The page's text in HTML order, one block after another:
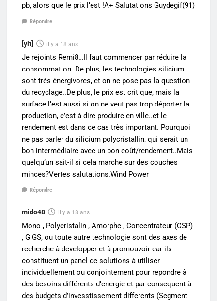
pb, alors que le prix l’est !A+ Salutations Guydegif(91)
Répondre
[ylt] il y a 18 ans
Je rejoints Remi8…Il faut commencer par réduire la
consommation. De plus, les technologies silicium
sont très énergivores, et on ne pose pas la question
du recyclage..De plus, le prix est critique, mais la
surface l’est aussi si on ne veut pas trop déporter la
production, c’est à dire produire en ville..et le
rendement est dans ce cas très important. Pourquoi
ne pas parler du silicium polycristallin, qui serait un
bon intermédiaire avec un bon coût/rendement..Mais
quelqu’un sait-il si cela marche sur des couches
minces?Vertes salutations.Wind Power
Répondre
mido48 il y a 18 ans
Mono , Polycristalin , Amorphe , Concentrateur (CSP)
, GIGS, ou toute autre technologie sont des axes de
recherche à developper et à promouvoir car ils
constituent un panel de solutions à utiliser
individuellement ou conjointement pour repondre à
des besoins différents d’energie et par consequent à
des budgets d’invesstissement differents (Segment